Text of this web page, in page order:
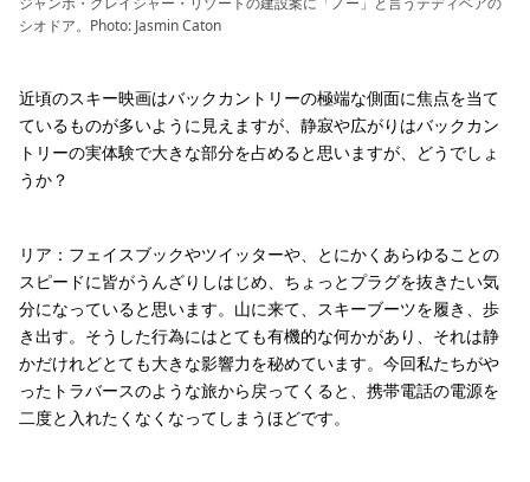
シオドア。Photo: Jasmin Caton
近頃のスキー映画はバックカントリーの極端な側面に焦点を当て
ているものが多いように見えますが、静寂や広がりはバックカン
トリーの実体験で大きな部分を占めると思いますが、どうでしょ
うか？
リア：フェイスブックやツイッターや、とにかくあらゆることの
スピードに皆がうんざりしはじめ、ちょっとプラグを抜きたい気
分になっていると思います。山に来て、スキーブーツを履き、歩
き出す。そうした行為にはとても有機的な何かがあり、それは静
かだけれどとても大きな影響力を秘めています。今回私たちがや
ったトラバースのような旅から戻ってくると、携帯電話の電源を
二度と入れたくなくなってしまうほどです。